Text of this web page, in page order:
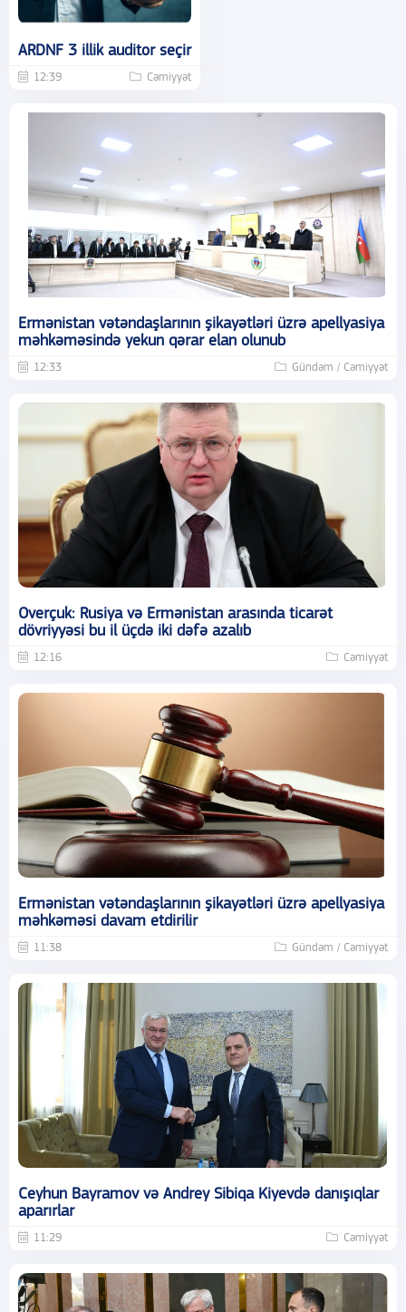
ARDNF 3 illik auditor seçir
12:39 Cəmiyyət
Ermənistan vətəndaşlarının şikayətləri üzrə apellyasiya
məhkəməsində yekun qərar elan olunub
12:33 Gündəm / Cəmiyyət
Overçuk: Rusiya və Ermənistan arasında ticarət
dövriyyəsi bu il üçdə iki dəfə azalıb
12:16 Cəmiyyət
Ermənistan vətəndaşlarının şikayətləri üzrə apellyasiya
məhkəməsi davam etdirilir
11:38 Gündəm / Cəmiyyət
Ceyhun Bayramov və Andrey Sibiqa Kiyevdə danışıqlar
aparırlar
11:29 Cəmiyyət